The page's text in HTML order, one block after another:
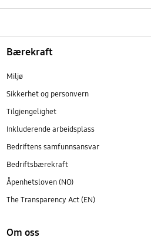
Bærekraft
Miljø
Sikkerhet og personvern
Tilgjengelighet
Inkluderende arbeidsplass
Bedriftens samfunnsansvar
Bedriftsbærekraft
Åpenhetsloven (NO)
The Transparency Act (EN)
Om oss